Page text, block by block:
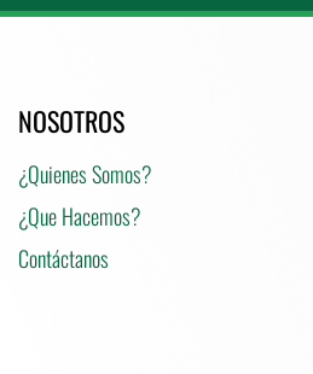
NOSOTROS
¿Quienes Somos?
¿Que Hacemos?
Contáctanos